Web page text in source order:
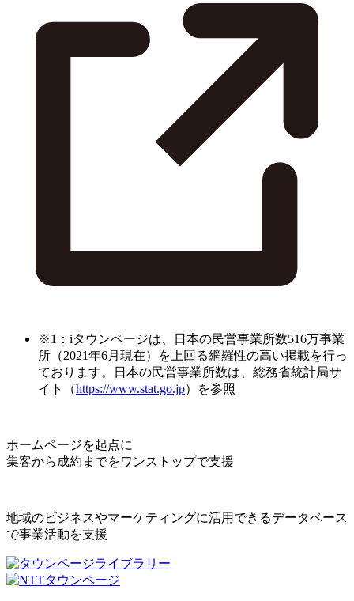
※1：iタウンページは、日本の民営事業所数516万事業
所（2021年6月現在）を上回る網羅性の高い掲載を行っ
ております。日本の民営事業所数は、総務省統計局サ
イト（https://www.stat.go.jp）を参照
ホームページを起点に
集客から成約までをワンストップで支援
地域のビジネスやマーケティングに活用できるデータベース
で事業活動を支援